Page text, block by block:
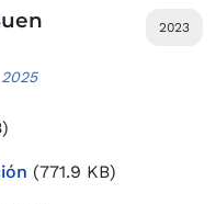
2023
(771.9 KB)